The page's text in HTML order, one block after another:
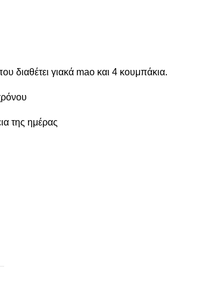
διαθέτει γιακά mao και 4 κουμπάκια.
της ημέρας